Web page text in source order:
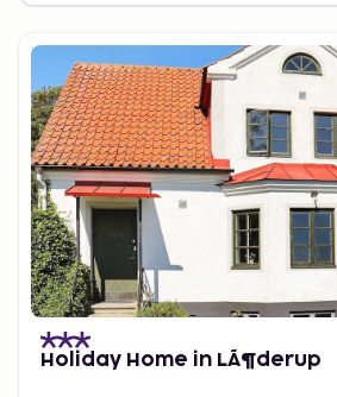
Holiday Home in LÃ¶derup